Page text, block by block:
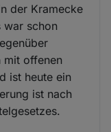
der Kramecke
war schon
mit offenen
ist heute ein
ist nach